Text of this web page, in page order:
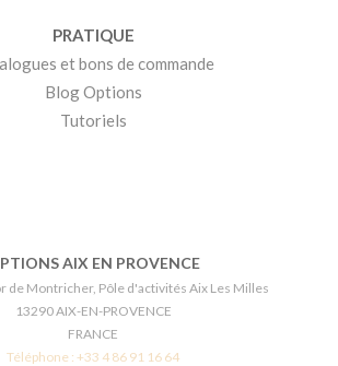
PRATIQUE
et bons de commande
Blog Options
Tutoriels
AIX EN PROVENCE
de Montricher, Pôle d'activités Aix Les Milles
13290 AIX-EN-PROVENCE
FRANCE
Téléphone : +33 4 86 91 16 64